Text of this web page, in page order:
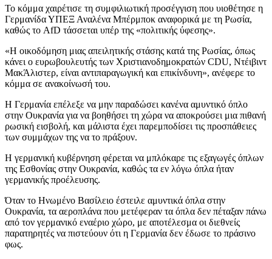
Το κόμμα χαιρέτισε τη συμφιλιωτική προσέγγιση που υιοθέτησε η
Γερμανίδα ΥΠΕΞ Αναλένα Μπέρμποκ αναφορικά με τη Ρωσία,
καθώς το AfD τάσσεται υπέρ της «πολιτικής ύφεσης».
«Η οικοδόμηση μιας απειλητικής στάσης κατά της Ρωσίας, όπως
κάνει ο ευρωβουλευτής των Χριστιανοδημοκρατών CDU, Ντέιβιντ
ΜακΆλιστερ, είναι αντιπαραγωγική και επικίνδυνη», ανέφερε το
κόμμα σε ανακοίνωσή του.
Η Γερμανία επέλεξε να μην παραδώσει κανένα αμυντικό όπλο
στην Ουκρανία για να βοηθήσει τη χώρα να αποκρούσει μια πιθανή
ρωσική εισβολή, και μάλιστα έχει παρεμποδίσει τις προσπάθειες
των συμμάχων της να το πράξουν.
Η γερμανική κυβέρνηση φέρεται να μπλόκαρε τις εξαγωγές όπλων
της Εσθονίας στην Ουκρανία, καθώς τα εν λόγω όπλα ήταν
γερμανικής προέλευσης.
Όταν το Ηνωμένο Βασίλειο έστειλε αμυντικά όπλα στην
Ουκρανία, τα αεροπλάνα που μετέφεραν τα όπλα δεν πέταξαν πάνω
από τον γερμανικό εναέριο χώρο, με αποτέλεσμα οι διεθνείς
παρατηρητές να πιστεύουν ότι η Γερμανία δεν έδωσε το πράσινο
φως.